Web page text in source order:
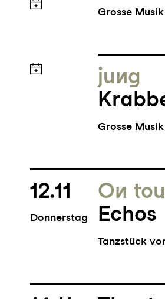
Grosse
jung
Grosse
12.11
Donnerstag
On
Echos
Tanzstück